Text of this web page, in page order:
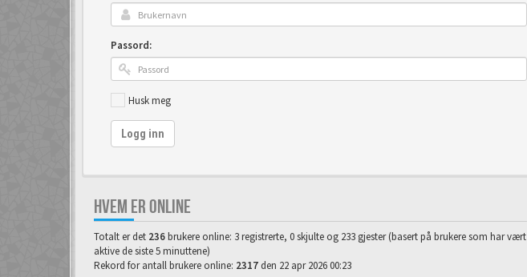
Passord:
Husk meg
Logg inn
HVEM ER ONLINE
Totalt er det 236brukere online: 3 registrerte, 0 skjulte og 233 gjester (basert på brukere som har vært
aktive de siste 5 minuttene)
Rekord for antall brukere online: 2317 den 22 apr 2026 00:23